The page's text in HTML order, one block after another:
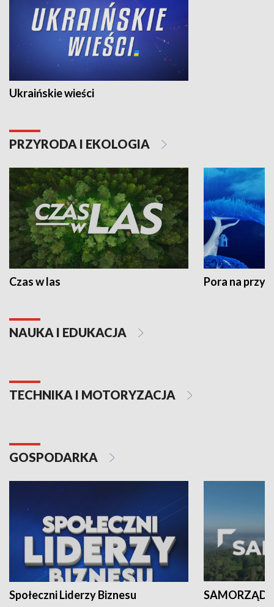
Ukraińskie wieści
PRZYRODA I EKOLOGIA
Czas w las Pora na
NAUKA I EDUKACJA
TECHNIKA I MOTORYZACJA
GOSPODARKA
Społeczni Liderzy Biznesu SAMORZĄD